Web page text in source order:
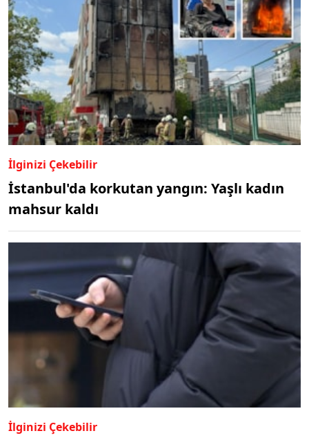
İlginizi Çekebilir
İstanbul'da korkutan yangın: Yaşlı kadın
mahsur kaldı
İlginizi Çekebilir